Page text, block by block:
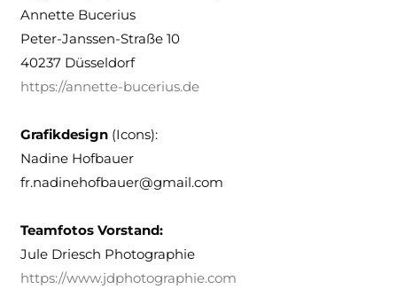
Annette Bucerius
Peter-Janssen-Straße 10
40237 Düsseldorf
https://annette-bucerius.de
Grafikdesign (Icons):
Nadine Hofbauer
fr.nadinehofbauer@gmail.com
Teamfotos Vorstand:
Jule Driesch Photographie
https://www.jdphotographie.com